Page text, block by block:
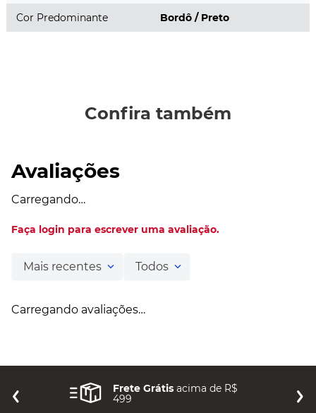
Cor Predominante Bordô / Preto
Confira também
Avaliações
Carregando…
Faça login para escrever uma avaliação.
Mais recentes Todos
Carregando avaliações…
Frete Grátis acima de R$
499